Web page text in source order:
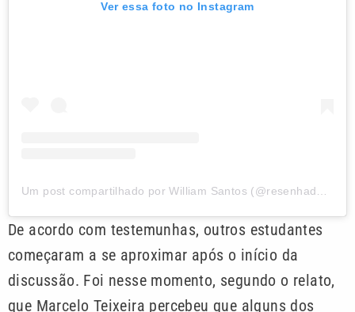
Ver essa foto no Instagram
Um post compartilhado por William Santos (@resenhadavila_)
De acordo com testemunhas, outros estudantes
começaram a se aproximar após o início da
discussão. Foi nesse momento, segundo o relato,
que Marcelo Teixeira percebeu que alguns dos